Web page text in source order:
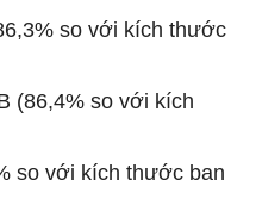
so với kích thước
(86,4% so với kích
so với kích thước ban